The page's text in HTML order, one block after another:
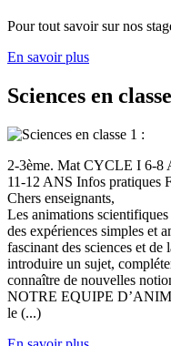
Pour tout savoir sur nos
En savoir plus
Sciences en
2-3ème. Mat CYCLE I 6-
11-12 ANS Infos
Chers enseignants,
Les animations
des expériences simples et
fascinant des sciences et
introduire un sujet,
connaître de nouvelles
NOTRE EQUIPE
le (...)